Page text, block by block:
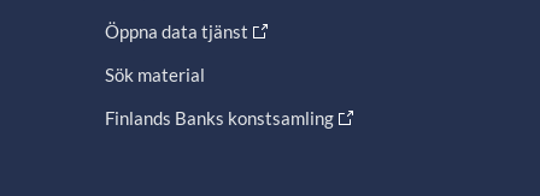
Öppna data tjänst
Sök material
Finlands Banks konstsamling